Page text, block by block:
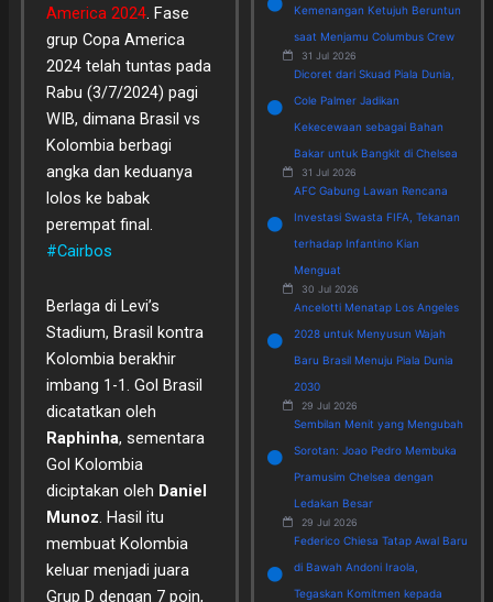
America 2024. Fase
grup Copa America
2024 telah tuntas pada
Rabu (3/7/2024) pagi
WIB, dimana Brasil vs
Kolombia berbagi
angka dan keduanya
lolos ke babak
perempat final.
#Cairbos
Berlaga di Levi’s
Stadium, Brasil kontra
Kolombia berakhir
imbang 1-1. Gol Brasil
dicatatkan oleh
Raphinha, sementara
Gol Kolombia
diciptakan oleh Daniel
Munoz. Hasil itu
membuat Kolombia
keluar menjadi juara
Grup D dengan 7 poin,
Kemenangan Ketujuh Beruntun
saat Menjamu Columbus Crew
31 Jul 2026
Dicoret dari Skuad Piala Dunia,
Cole Palmer Jadikan
Kekecewaan sebagai Bahan
Bakar untuk Bangkit di Chelsea
31 Jul 2026
AFC Gabung Lawan Rencana
Investasi Swasta FIFA, Tekanan
terhadap Infantino Kian
Menguat
30 Jul 2026
Ancelotti Menatap Los Angeles
2028 untuk Menyusun Wajah
Baru Brasil Menuju Piala Dunia
2030
29 Jul 2026
Sembilan Menit yang Mengubah
Sorotan: Joao Pedro Membuka
Pramusim Chelsea dengan
Ledakan Besar
29 Jul 2026
Federico Chiesa Tatap Awal Baru
di Bawah Andoni Iraola,
Tegaskan Komitmen kepada